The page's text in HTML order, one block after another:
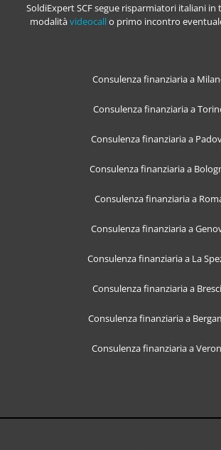
SoldiExpert SCF segue risparmiatori italiani
modalitàvideocallo primo incontro
Consulenza finanziaria a
Consulenza finanziaria a
Consulenza finanziaria a
Consulenza finanziaria a
Consulenza finanziaria a
Consulenza finanziaria a
Consulenza finanziaria a La
Consulenza finanziaria a
Consulenza finanziaria a
Consulenza finanziaria a